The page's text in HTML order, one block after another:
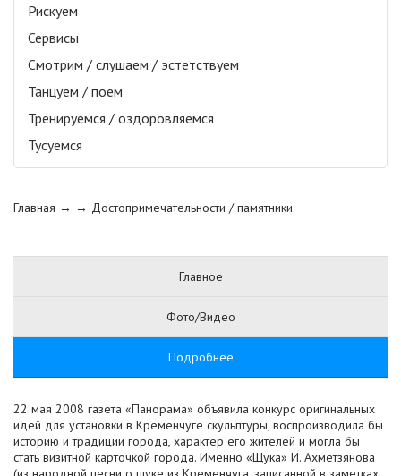
Рискуем
Сервисы
Смотрим / слушаем / эстетствуем
Танцуем / поем
Тренируемся / оздоровляемся
Тусуемся
Главная → → Достопримечательности / памятники
Главное
Фото/Видео
Подробнее
22 мая 2008 газета «Панорама» объявила конкурс оригинальных
идей для установки в Кременчуге скульптуры, воспроизводила бы
историю и традиции города, характер его жителей и могла бы
стать визитной карточкой города. Именно «Щука» И. Ахметзянова